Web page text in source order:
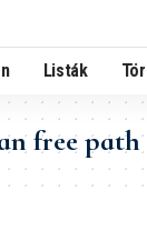
Listák
free path